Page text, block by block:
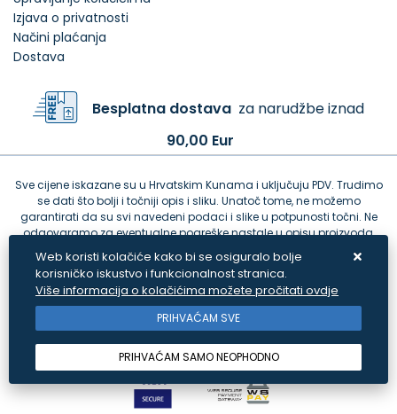
Izjava o privatnosti
Načini plaćanja
Dostava
Besplatna dostavaza narudžbe iznad
90,00 Eur
Sve cijene iskazane su u Hrvatskim Kunama i uključuju PDV. Trudimo
se dati što bolji i točniji opis i sliku. Unatoč tome, ne možemo
garantirati da su svi navedeni podaci i slike u potpunosti točni. Ne
odgovaramo za eventualne pogreške nastale u opisu proizvoda,
greške prilikom štampanja te promjene cijena.
Web koristi kolačiće kako bi se osiguralo bolje
korisničko iskustvo i funkcionalnost stranica.
Više informacija o kolačićima možete pročitati ovdje
PRIHVAĆAM SVE
PRIHVAĆAM SAMO NEOPHODNO